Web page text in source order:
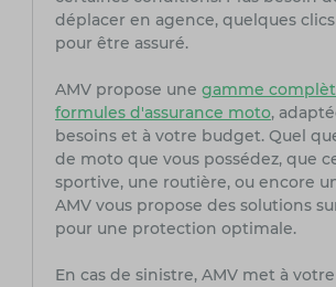
déplacer en agence, quelques
pour être assuré.
AMV propose une gamme
formules d'assurance moto,
besoins et à votre budget. Quel
de moto que vous possédez, que
sportive, une routière, ou encore
AMV vous propose des solutions
pour une protection optimale.
En cas de sinistre, AMV met à